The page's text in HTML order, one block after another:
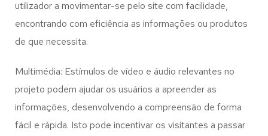
utilizador a movimentar-se pelo site com facilidade,
encontrando com eficiência as informações ou produtos
de que necessita.
Multimédia: Estímulos de vídeo e áudio relevantes no
projeto podem ajudar os usuários a apreender as
informações, desenvolvendo a compreensão de forma
fácil e rápida. Isto pode incentivar os visitantes a passar